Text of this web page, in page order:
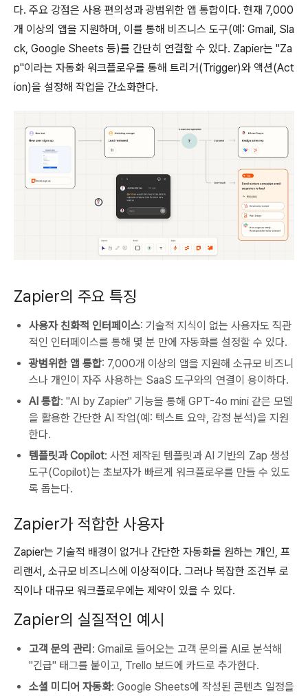
다. 주요 강점은 사용 편의성과 광범위한 앱 통합이다. 현재 7,000
개 이상의 앱을 지원하며, 이를 통해 비즈니스 도구(예: Gmail, Sla
ck, Google Sheets 등)를 간단히 연결할 수 있다. Zapier는 "Za
p"이라는 자동화 워크플로우를 통해 트리거(Trigger)와 액션(Act
ion)을 설정해 작업을 간소화한다.
Zapier의 주요 특징
사용자 친화적 인터페이스: 기술적 지식이 없는 사용자도 직관
적인 인터페이스를 통해 몇 분 만에 자동화를 설정할 수 있다.
광범위한 앱 통합: 7,000개 이상의 앱을 지원해 소규모 비즈니
스나 개인이 자주 사용하는 SaaS 도구와의 연결이 용이하다.
AI 통합: "AI by Zapier" 기능을 통해 GPT-4o mini 같은 모델
을 활용한 간단한 AI 작업(예: 텍스트 요약, 감정 분석)을 지원
한다.
템플릿과 Copilot: 사전 제작된 템플릿과 AI 기반의 Zap 생성
도구(Copilot)는 초보자가 빠르게 워크플로우를 만들 수 있도
록 돕는다.
Zapier가 적합한 사용자
Zapier는 기술적 배경이 없거나 간단한 자동화를 원하는 개인, 프
리랜서, 소규모 비즈니스에 이상적이다. 그러나 복잡한 조건부 로
직이나 대규모 워크플로우에는 제약이 있을 수 있다.
Zapier의 실질적인 예시
고객 문의 관리 : Gmail로 들어오는 고객 문의를 AI로 분석해
"긴급" 태그를 붙이고, Trello 보드에 카드로 추가한다.
소셜 미디어 자동화: Google Sheets에 작성된 콘텐츠 일정을